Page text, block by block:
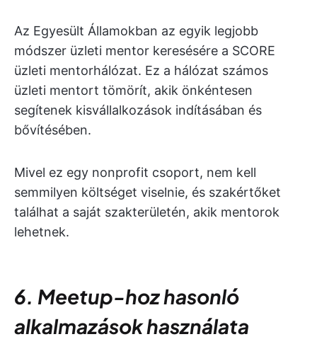
Az Egyesült Államokban az egyik legjobb
módszer üzleti mentor keresésére a SCORE
üzleti mentorhálózat. Ez a hálózat számos
üzleti mentort tömörít, akik önkéntesen
segítenek kisvállalkozások indításában és
bővítésében.
Mivel ez egy nonprofit csoport, nem kell
semmilyen költséget viselnie, és szakértőket
találhat a saját szakterületén, akik mentorok
lehetnek.
6. Meetup-hoz hasonló
alkalmazások használata